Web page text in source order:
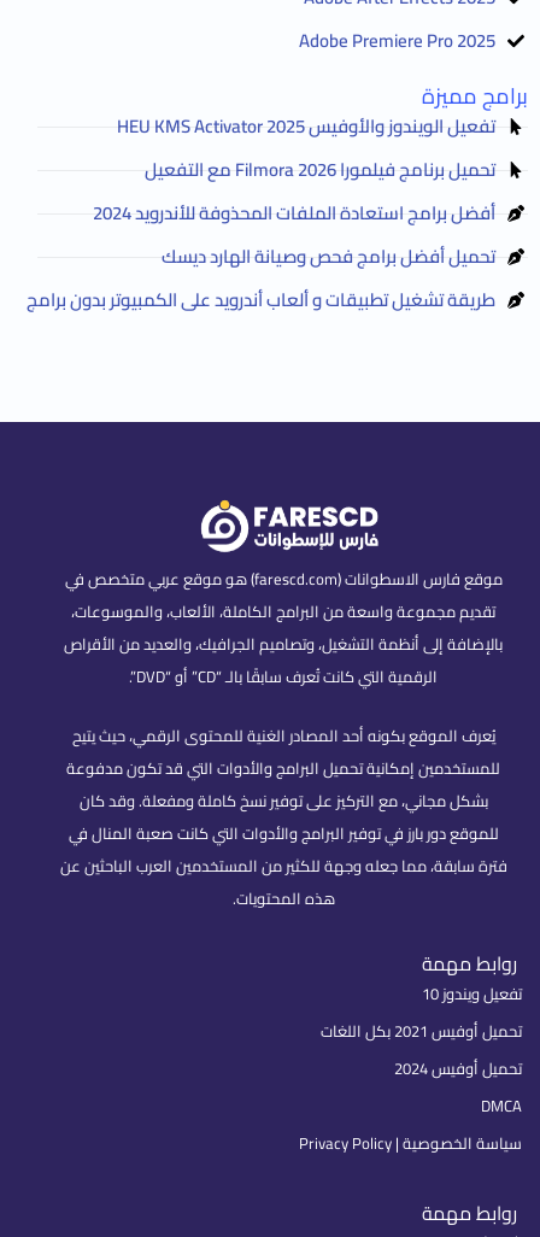
Adobe Premiere Pro 2025
برامج مميزة
تفعيل الويندوز والأوفيس HEU KMS Activator 2025
تحميل برنامج فيلمورا Filmora 2026 مع التفعيل
أفضل برامج استعادة الملفات المحذوفة للأندرويد 2024
تحميل أفضل برامج فحص وصيانة الهارد ديسك
طريقة تشغيل تطبيقات و ألعاب أندرويد على الكمبيوتر بدون برامج
موقع فارس الاسطوانات (farescd.com) هو موقع عربي متخصص في
تقديم مجموعة واسعة من البرامج الكاملة، الألعاب، والموسوعات،
بالإضافة إلى أنظمة التشغيل، وتصاميم الجرافيك، والعديد من الأقراص
الرقمية التي كانت تُعرف سابقًا بالـ “CD” أو “DVD”.
يُعرف الموقع بكونه أحد المصادر الغنية للمحتوى الرقمي، حيث يتيح
للمستخدمين إمكانية تحميل البرامج والأدوات التي قد تكون مدفوعة
بشكل مجاني، مع التركيز على توفير نسخ كاملة ومفعلة. وقد كان
للموقع دور بارز في توفير البرامج والأدوات التي كانت صعبة المنال في
فترة سابقة، مما جعله وجهة للكثير من المستخدمين العرب الباحثين عن
هذه المحتويات.
روابط مهمة
تفعيل ويندوز 10
تحميل أوفيس 2021 بكل اللغات
تحميل أوفيس 2024
DMCA
سياسة الخصوصية | Privacy Policy
روابط مهمة